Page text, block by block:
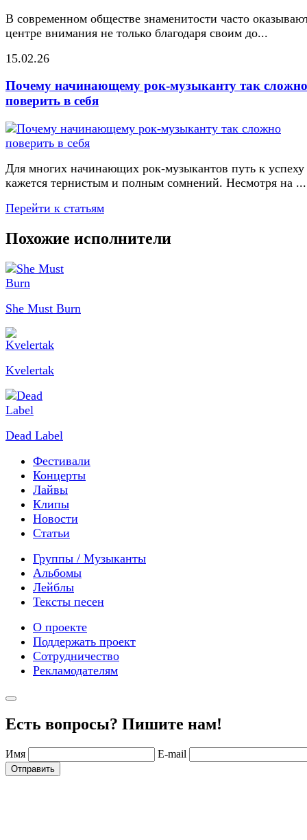
В современном обществе знаменитости часто
центре внимания не только благодаря своим до...
15.02.26
Почему начинающему рок-музыканту так сложно
поверить в себя
Для многих начинающих рок-музыкантов путь к успеху
кажется тернистым и полным сомнений. Несмотря на ...
Перейти к статьям
Похожие исполнители
She Must Burn
Kvelertak
Dead Label
Фестивали
Концерты
Лайвы
Клипы
Новости
Статьи
Группы / Музыканты
Альбомы
Лейблы
Тексты песен
О проекте
Поддержать проект
Сотрудничество
Рекламодателям
Есть вопросы? Пишите нам!
Имя E-mail